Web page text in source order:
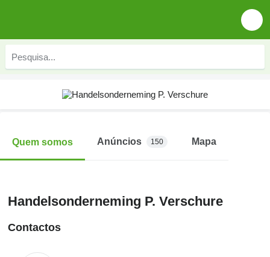
Quem somos Anúncios 150 Mapa
Handelsonderneming P. Verschure
Contactos